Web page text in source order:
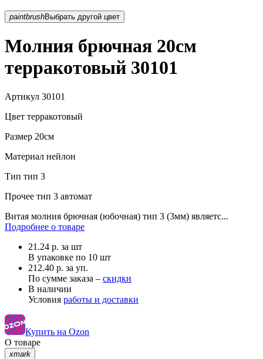
paintbrush Выбрать другой цвет
Молния брючная 20см
терракотовый 30101
Артикул 30101
Цвет терракотовый
Размер 20см
Материал нейлон
Тип тип 3
Прочее тип 3 автомат
Витая молния брючная (юбочная) тип 3 (3мм) являетс...
Подробнее о товаре
21.24 р. за шт
В упаковке по 10 шт
212.40 р. за уп.
По сумме заказа – скидки
В наличии
Условия работы и доставки
Купить на Ozon
О товаре
xmark